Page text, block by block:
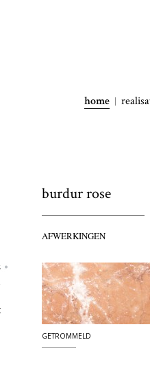
home
burdur rose
AFWERKINGEN
GETROMMELD